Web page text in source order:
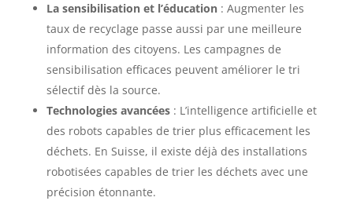
La sensibilisation et l’éducation: Augmenter les
taux de recyclage passe aussi par une meilleure
information des citoyens. Les campagnes de
sensibilisation efficaces peuvent améliorer le tri
sélectif dès la source.
Technologies avancées: L’intelligence artificielle et
des robots capables de trier plus efficacement les
déchets. En Suisse, il existe déjà des installations
robotisées capables de trier les déchets avec une
précision étonnante.